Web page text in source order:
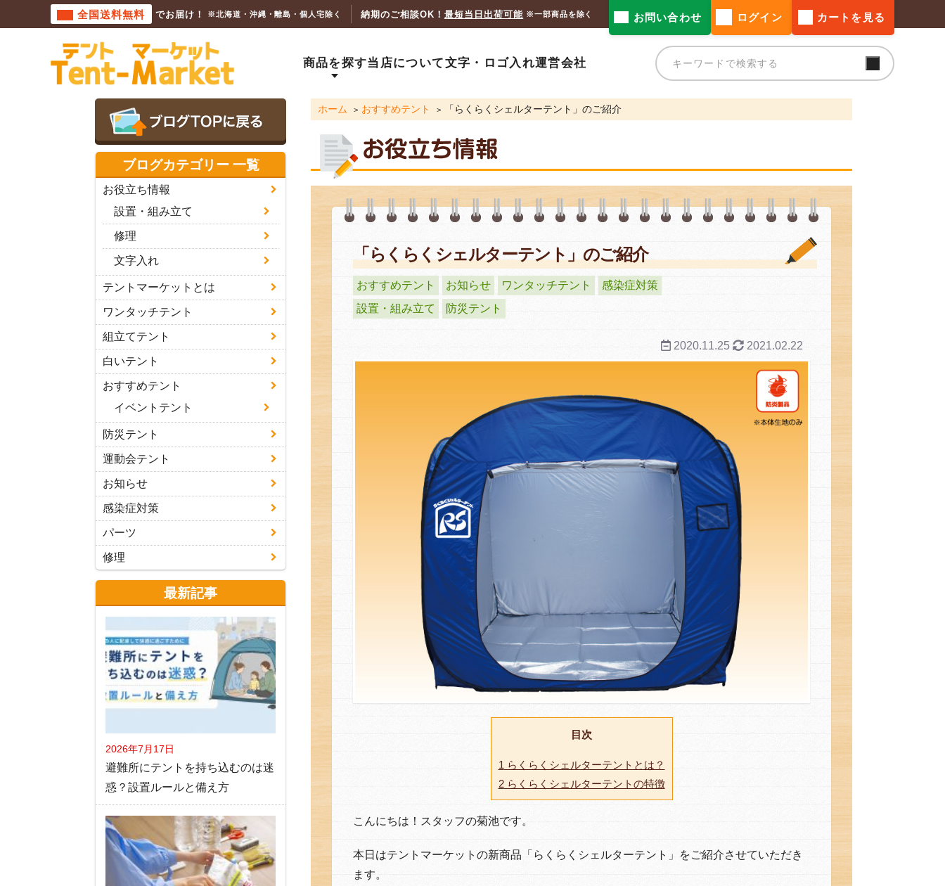
全国送料無料 でお届け！ ※北海道・沖縄・離島・個人宅除く 納期のご相談OK！ 最短当日出荷可能 ※一部商品を除く お問い合わせ ログイン カートを見る
商品を探す当店について文字・ロゴ入れ運営会社
ホーム おすすめテント 「らくらくシェルターテント」のご紹介
「らくらくシェルターテント」のご紹介
おすすめテント お知らせ ワンタッチテント
感染症対策
設置・組み立て
防災テント
2020.11.25 2021.02.22
目次
1 らくらくシェルターテントとは？
2らくらくシェルターテントの特徴
こんにちは！スタッフの菊池です。
本日はテントマーケットの新商品「らくらくシェルターテント」をご紹介させていただき
ます。
ブログカテゴリー 一覧
お役立ち情報
設置・組み立て
修理
文字入れ
テントマーケットとは
ワンタッチテント
組立てテント
白いテント
おすすめテント
イベントテント
防災テント
運動会テント
お知らせ
感染症対策
パーツ
修理
最新記事
2026年7月17日
避難所にテントを持ち込むのは迷
惑？設置ルールと備え方